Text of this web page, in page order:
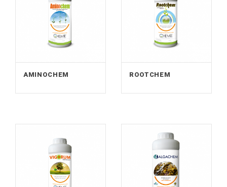
AMINOCHEM ROOTCHEM